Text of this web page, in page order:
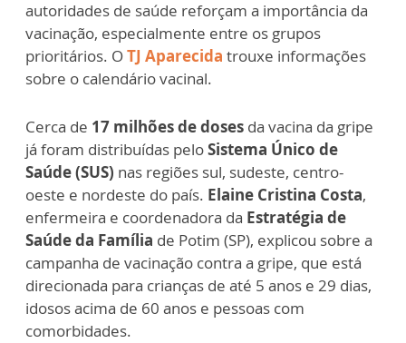
autoridades de saúde reforçam a importância da
vacinação, especialmente entre os grupos
prioritários. OTJ Aparecida trouxe informações
sobre o calendário vacinal.
Cerca de 17 milhões de doses da vacina da gripe
já foram distribuídas peloSistema Único de
Saúde (SUS) nas regiões sul, sudeste, centro-
oeste e nordeste do país. Elaine Cristina Costa,
enfermeira e coordenadora da Estratégia de
Saúde da Família de Potim (SP), explicou sobre a
campanha de vacinação contra a gripe, que está
direcionada para crianças de até 5 anos e 29 dias,
idosos acima de 60 anos e pessoas com
comorbidades.